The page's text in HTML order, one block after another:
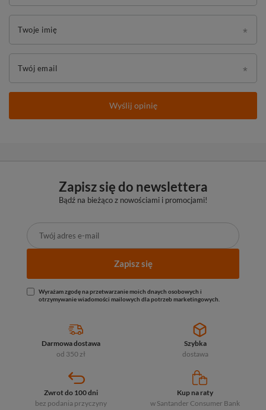
Twoje imię
Twój email
Wyślij opinię
Zapisz się do newslettera
Bądź na bieżąco z nowościami i promocjami!
Zapisz się
Wyrażam zgodę na przetwarzanie moich dnaych osobowych i
otrzymywanie wiadomości mailowych dla potrzeb marketingowych.
Darmowa dostawa
od 350 zł
Szybka
dostawa
Zwrot do 100 dni
bez podania przyczyny
Kup na raty
w Santander Consumer Bank